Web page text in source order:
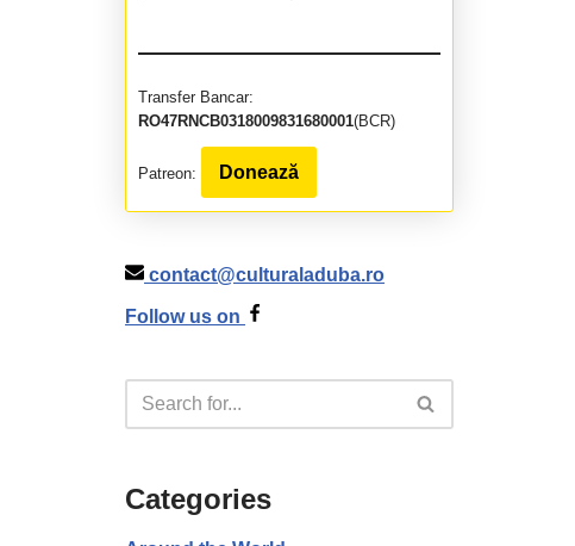
Transfer Bancar:
RO47RNCB0318009831680001(BCR)
Patreon: Donează
contact@culturaladuba.ro
Follow us on
Categories